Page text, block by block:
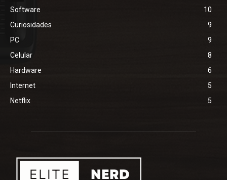
Software
10
Curiosidades
9
PC
9
Celular
8
Hardware
6
Internet
5
Netflix
5